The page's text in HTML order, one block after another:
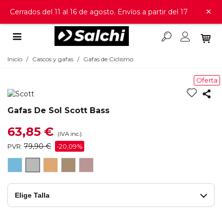
Cerrados del 11 al 16 de agosto. Envíos a partir del 17 ×
Inicio / Cascos y gafas / Gafas de Ciclismo
Oferta
Gafas De Sol Scott Bass
63,85 € (IVA inc.)
PVR: 79,90 € -20,09%
BLUE
GOLD
CHROME
CAT
GREY
CAT
3
BRONZE
BROWN
CAT
BROWN
GREY
BROWN
CAT
Elige Talla